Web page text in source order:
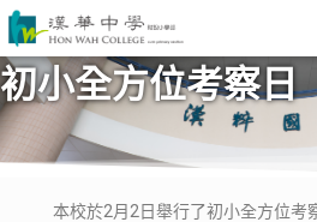
初小全方位考察日
本校於2月2日舉行了初小全方位考